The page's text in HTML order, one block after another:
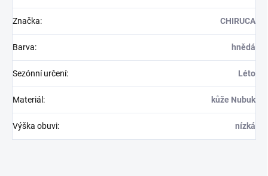
Značka: CHIRUCA
Barva: hnědá
Sezónní určení: Léto
Materiál : kůže Nubuk
Výška obuvi: nízká